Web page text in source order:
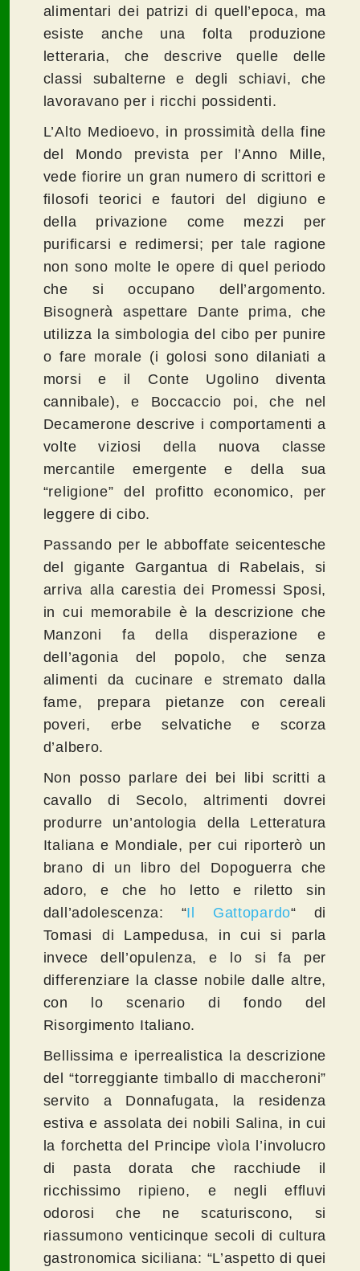
alimentari dei patrizi di quell’epoca, ma
esiste anche una folta produzione
letteraria, che descrive quelle delle
classi subalterne e degli schiavi, che
lavoravano per i ricchi possidenti.
L’Alto Medioevo, in prossimità della fine
del Mondo prevista per l’Anno Mille,
vede fiorire un gran numero di scrittori e
filosofi teorici e fautori del digiuno e
della privazione come mezzi per
purificarsi e redimersi; per tale ragione
non sono molte le opere di quel periodo
che si occupano dell’argomento.
Bisognerà aspettare Dante prima, che
utilizza la simbologia del cibo per punire
o fare morale (i golosi sono dilaniati a
morsi e il Conte Ugolino diventa
cannibale), e Boccaccio poi, che nel
Decamerone descrive i comportamenti a
volte viziosi della nuova classe
mercantile emergente e della sua
“religione” del profitto economico, per
leggere di cibo.
Passando per le abboffate seicentesche
del gigante Gargantua di Rabelais, si
arriva alla carestia dei Promessi Sposi,
in cui memorabile è la descrizione che
Manzoni fa della disperazione e
dell’agonia del popolo, che senza
alimenti da cucinare e stremato dalla
fame, prepara pietanze con cereali
poveri, erbe selvatiche e scorza
d’albero.
Non posso parlare dei bei libi scritti a
cavallo di Secolo, altrimenti dovrei
produrre un’antologia della Letteratura
Italiana e Mondiale, per cui riporterò un
brano di un libro del Dopoguerra che
adoro, e che ho letto e riletto sin
dall’adolescenza: “Il Gattopardo“ di
Tomasi di Lampedusa, in cui si parla
invece dell’opulenza, e lo si fa per
differenziare la classe nobile dalle altre,
con lo scenario di fondo del
Risorgimento Italiano.
Bellissima e iperrealistica la descrizione
del “torreggiante timballo di maccheroni”
servito a Donnafugata, la residenza
estiva e assolata dei nobili Salina, in cui
la forchetta del Principe vìola l’involucro
di pasta dorata che racchiude il
ricchissimo ripieno, e negli effluvi
odorosi che ne scaturiscono, si
riassumono venticinque secoli di cultura
gastronomica siciliana: “L’aspetto di quei